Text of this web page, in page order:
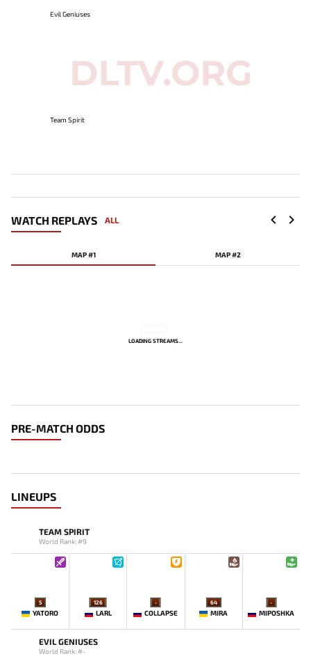
Evil Geniuses
Team Spirit
WATCH REPLAYS ALL
MAP #1 MAP #2
LOADING STREAMS...
PRE-MATCH ODDS
LINEUPS
TEAM SPIRIT
World Rank: #9
5
YATORO
126
LARL
-
COLLAPSE
64
MIRA
-
MIPOSHKA
EVIL GENIUSES
World Rank: #-